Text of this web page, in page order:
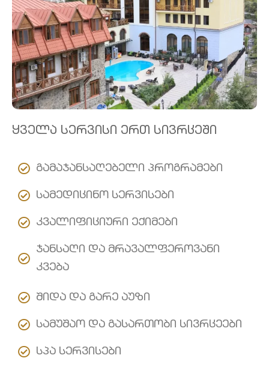
ყველა სერვისი ერთ სივრცეში
გამაჯანსაღებელი პროგრამები
სამედიცინო სერვისები
კვალიფიციური ექიმები
ჯანსაღი და მრავალფეროვანი
კვება
შიდა და გარე აუზი
სამუშაო და გასართობი სივრცეები
სპა სერვისები